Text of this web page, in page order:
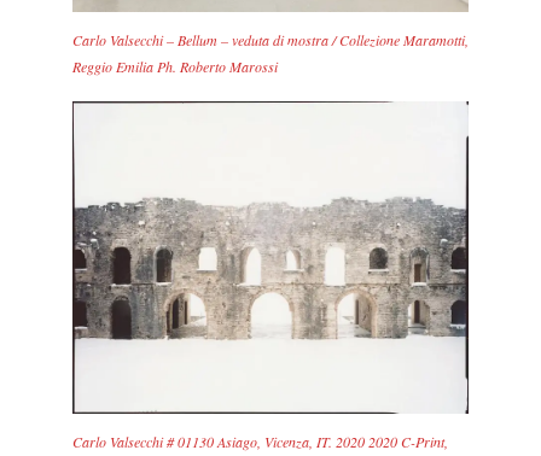
Carlo Valsecchi – Bellum – veduta di mostra / Collezione Maramotti,
Reggio Emilia Ph. Roberto Marossi
Carlo Valsecchi # 01130 Asiago, Vicenza, IT. 2020 2020 C-Print,